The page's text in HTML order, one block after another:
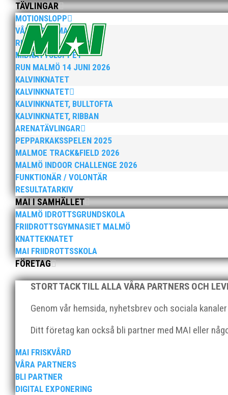
TÄVLINGAR
MOTIONSLOPP
VÅRRUSET MALMÖ
RUN MALMÖ 10K & 21K
MIDNATTSLOPPET
RUN MALMÖ 14 JUNI 2026
KALVINKNATET
KALVINKNATET
KALVINKNATET, BULLTOFTA
KALVINKNATET, RIBBAN
ARENATÄVLINGAR
PEPPARKAKSSPELEN 2025
MALMOE TRACK&FIELD 2026
MALMÖ INDOOR CHALLENGE 2026
FUNKTIONÄR / VOLONTÄR
RESULTATARKIV
MAI I SAMHÄLLET
MALMÖ IDROTTSGRUNDSKOLA
FRIIDROTTSGYMNASIET MALMÖ
KNATTEKNATET
MAI FRIIDROTTSSKOLA
FÖRETAG
STORT TACK TILL ALLA VÅRA PARTNERS OCH
Genom vår hemsida, nyhetsbrev och sociala
Ditt företag kan också bli partner med MAI eller
MAI FRISKVÅRD
VÅRA PARTNERS
BLI PARTNER
DIGITAL EXPONERING
När Friidrottssverige samlades för fest gick en av
och bland annat fanns ordförande Fredrik Wennolf
Som traditionen bjuder så var vi ett helt gäng löpare
runt Pildammsparken (2,7 km respektive 5,4
Klubbchef – Malmö Allmänna Idrottsförening (MAI)
Allmänna Idrottsförening – MAI – söker en
med en mängd olika projekt. Med sin parhäst och